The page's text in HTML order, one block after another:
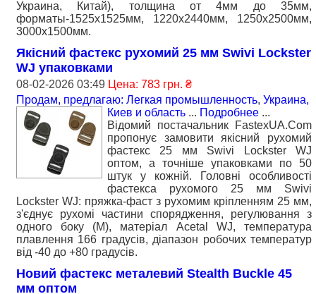
Украина, Китай), толщина от 4мм до 35мм,
форматы-1525х1525мм, 1220х2440мм, 1250х2500мм,
3000х1500мм.
Якісний фастекс рухомий 25 мм Swivi Lockster
WJ упаковками
08-02-2026 03:49 Цена: 783 грн. ₴
Продам, предлагаю: Легкая промышленность, Украина,
Киев и область ... Подробнее ...
Відомий постачальник FastexUA.Com
пропонує замовити якісний рухомий
фастекс 25 мм Swivi Lockster WJ
оптом, а точніше упаковками по 50
штук у кожній. Головні особливості
фастекса рухомого 25 мм Swivi
Lockster WJ: пряжка-фаст з рухомим кріпленням 25 мм,
з'єднує рухомі частини спорядження, регулювання з
одного боку (М), матеріал Acetal WJ, температура
плавлення 166 градусів, діапазон робочих температур
від -40 до +80 градусів.
Новий фастекс металевий Stealth Buckle 45
мм оптом